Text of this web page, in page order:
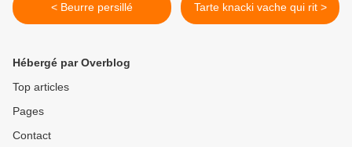
< Beurre persillé Tarte knacki vache qui rit >
Hébergé par Overblog
Top articles
Pages
Contact